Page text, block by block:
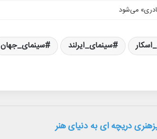
می‌شود
سینمای_ایرلند سینمای_جهان
دریچه ای به دنیای هنر